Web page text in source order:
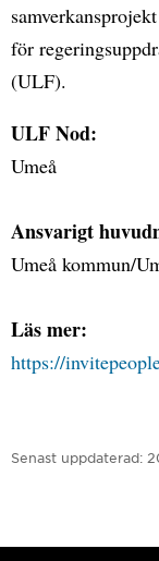
för
(ULF).
ULF Nod:
Umeå
Ansvarigt
Umeå kommun/
Läs mer:
https://
Senast uppdaterad: